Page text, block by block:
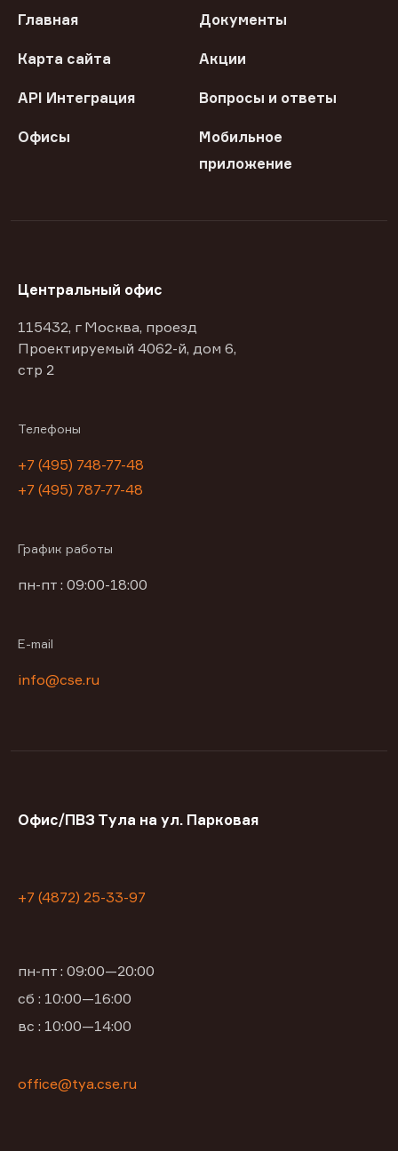
Главная Документы
Карта сайта Акции
API Интеграция Вопросы и ответы
Офисы
Мобильное
приложение
Центральный офис
115432, г Москва, проезд
Проектируемый 4062-й, дом 6,
стр 2
Телефоны
+7 (495) 748-77-48
+7 (495) 787-77-48
График работы
пн-пт : 09:00-18:00
E-mail
info@cse.ru
Офис/ПВЗ Тула на ул. Парковая
+7 (4872) 25-33-97
пн-пт : 09:00—20:00
сб : 10:00—16:00
вс : 10:00—14:00
office@tya.cse.ru